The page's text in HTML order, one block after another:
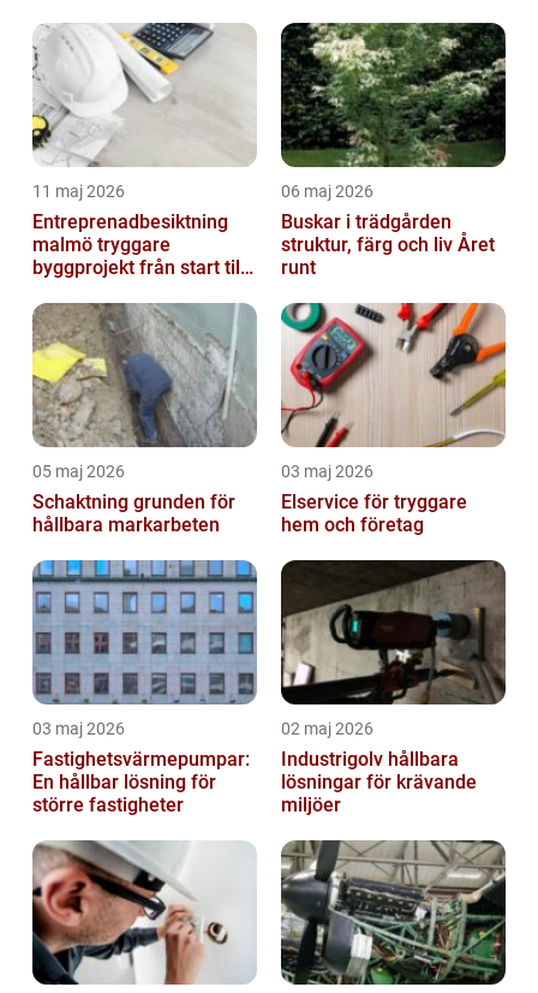
11 maj 2026
Entreprenadbesiktning
malmö tryggare
byggprojekt från start till
06 maj 2026
Buskar i trädgården
struktur, färg och liv Året
runt
05 maj 2026
Schaktning grunden för
hållbara markarbeten
03 maj 2026
Elservice för tryggare
hem och företag
03 maj 2026
Fastighetsvärmepumpar:
En hållbar lösning för
större fastigheter
02 maj 2026
Industrigolv hållbara
lösningar för krävande
miljöer